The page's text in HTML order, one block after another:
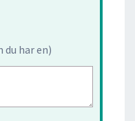
har en)